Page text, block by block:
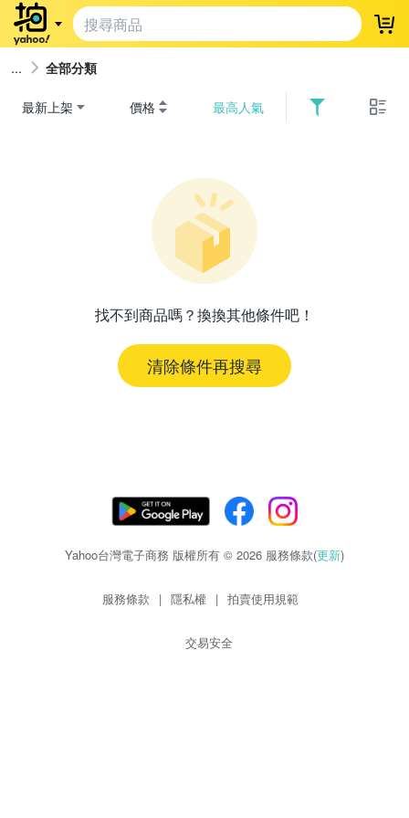
登
全部分類
最新上架 價格 最高人氣
找不到商品嗎？換換其他條件吧！
清除條件再搜尋
Yahoo台灣電子商務 版權所有 © 2026 服務條款(更新)
服務條款 | 隱私權 | 拍賣使用規範
交易安全